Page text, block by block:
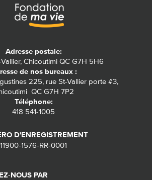
Adresse postale:
Chicoutimi QC G7H 5H6
de nos bureaux :
225, rue St-Vallier porte #3,
QC G7H 7P2
Téléphone:
418 541-1005
D'ENREGISTREMENT
11900-1576-RR-0001
NOUS PAR